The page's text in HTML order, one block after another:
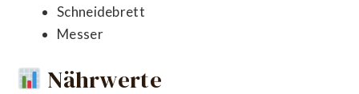
Schneidebrett
Messer
Nährwerte